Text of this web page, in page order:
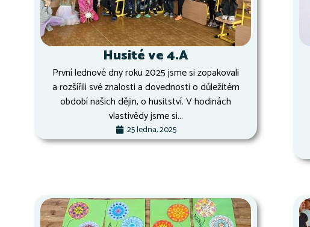
Husité ve 4.A
První lednové dny roku 2025 jsme si zopakovali
a rozšířili své znalosti a dovednosti o důležitém
období našich dějin, o husitství. V hodinách
vlastivědy jsme si...
25 ledna, 2025